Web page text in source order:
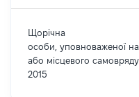
Щорічна
особи, уповноваженої
або місцевого
2015